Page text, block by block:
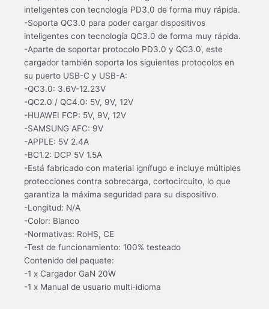
inteligentes con tecnología PD3.0 de forma muy rápida.
-Soporta QC3.0 para poder cargar dispositivos
inteligentes con tecnología QC3.0 de forma muy rápida.
-Aparte de soportar protocolo PD3.0 y QC3.0, este
cargador también soporta los siguientes protocolos en
su puerto USB-C y USB-A:
-QC3.0: 3.6V-12.23V
-QC2.0 / QC4.0: 5V, 9V, 12V
-HUAWEI FCP: 5V, 9V, 12V
-SAMSUNG AFC: 9V
-APPLE: 5V 2.4A
-BC1.2: DCP 5V 1.5A
-Está fabricado con material ignífugo e incluye múltiples
protecciones contra sobrecarga, cortocircuito, lo que
garantiza la máxima seguridad para su dispositivo.
-Longitud: N/A
-Color: Blanco
-Normativas: RoHS, CE
-Test de funcionamiento: 100% testeado
Contenido del paquete:
-1 x Cargador GaN 20W
-1 x Manual de usuario multi-idioma